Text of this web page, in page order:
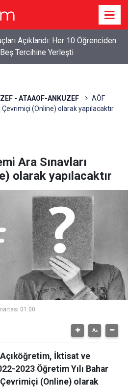
Açıklandı: Her 10 Öğrenciden
Beş Tercihine Yerleşti
- ATAAOF-ANKUZEF
AÖF
Çevrimiçi (Online) olarak yapılacaktır
Ara Sınavları
olarak yapılacaktır
01:00
İktisat ve
2023 Öğretim Yılı Bahar
Çevrimiçi (Online) olarak